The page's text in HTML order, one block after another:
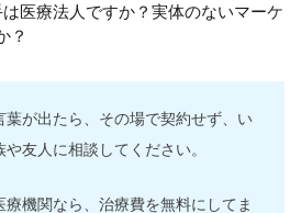
医療法人ですか？実体のないマーケ
？
葉が出たら、その場で契約せず、い
友人に相談してください。
機関なら、治療費を無料にしてま